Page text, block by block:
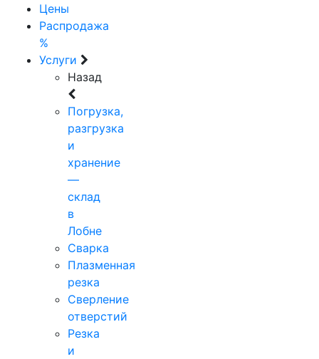
Цены
Распродажа
%
Услуги
Назад
Погрузка,
разгрузка
и
хранение
—
склад
в
Лобне
Сварка
Плазменная
резка
Сверление
отверстий
Резка
и